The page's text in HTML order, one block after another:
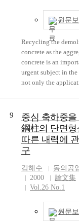
region 0 to memory,
applies different
method at each
construct a motor
experiment set using
TMS320F240 DSP
XY-table controlled
motor driver and
interpolation
원문
Recycling the
concrete as the
concrete is an
urgent subject in the
not only the
resources. This can
to the solution of
problems. The first
shortage of
river, and the
waste disposal
Recently, recycled
has been used in
layer of the road
It is the purpose of
9
중심 축하중을
鋼柱의 단면형
따른 내력에
구
김해수
동의공
2000
論文集
Vol.26 No.1
원문